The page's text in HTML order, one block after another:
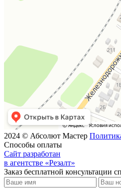
2024 © Абсолют Мастер
Способы оплаты
Сайт разработан
в агентстве «Резалт»
Заказ бесплатной консультации